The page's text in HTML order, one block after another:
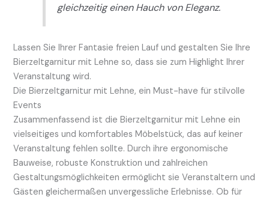
gleichzeitig einen Hauch von Eleganz.
Lassen Sie Ihrer Fantasie freien Lauf und gestalten Sie Ihre
Bierzeltgarnitur mit Lehne so, dass sie zum Highlight Ihrer
Veranstaltung wird.
Die Bierzeltgarnitur mit Lehne, ein Must-have für stilvolle
Events
Zusammenfassend ist die Bierzeltgarnitur mit Lehne ein
vielseitiges und komfortables Möbelstück, das auf keiner
Veranstaltung fehlen sollte. Durch ihre ergonomische
Bauweise, robuste Konstruktion und zahlreichen
Gestaltungsmöglichkeiten ermöglicht sie Veranstaltern und
Gästen gleichermaßen unvergessliche Erlebnisse. Ob für